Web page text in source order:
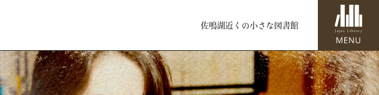
佐鳴湖近くの小さな図書館